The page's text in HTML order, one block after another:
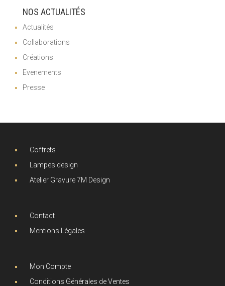
NOS ACTUALITÉS
Actualités
Collaborations
Créations
Evenements
Presse
Coffrets
Lampes design
Atelier Gravure 7M Design
Contact
Mentions Légales
Mon Compte
Conditions Générales de Ventes